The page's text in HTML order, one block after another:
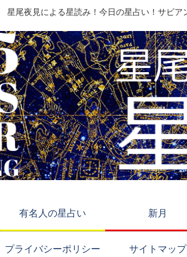
星尾夜見による星読み！今日の星占い！サビア
有名人の星占い 新月
プライバシーポリシー サイトマップ